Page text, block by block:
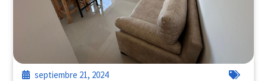
septiembre 21, 2024